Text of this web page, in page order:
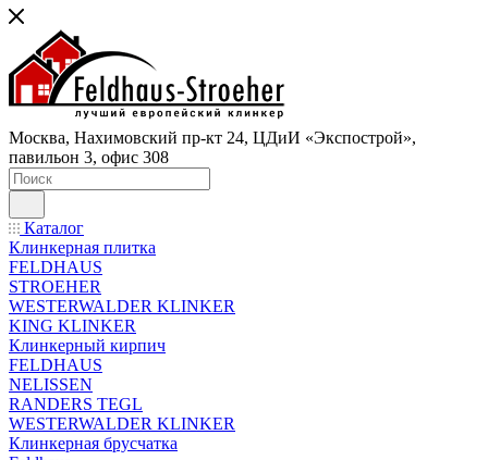
Москва, Нахимовский пр-кт 24, ЦДиИ «Экспострой»,
павильон 3, офис 308
Каталог
Клинкерная плитка
FELDHAUS
STROEHER
WESTERWALDER KLINKER
KING KLINKER
Клинкерный кирпич
FELDHAUS
NELISSEN
RANDERS TEGL
WESTERWALDER KLINKER
Клинкерная брусчатка